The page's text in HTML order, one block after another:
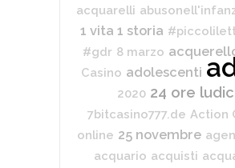
acquarelli
1 vita 1 storia
#gdr 8 marzo
Casino adolescenti
2020 24 ore
7bitcasino777.de Action
online 25 novembre
acquario acquisti